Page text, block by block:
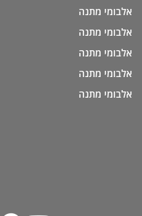
אלבומי מתנה
אלבומי מתנה
אלבומי מתנה
אלבומי מתנה
אלבומי מתנה